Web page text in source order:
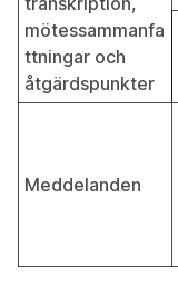
mötessammanfa
ttningar och
åtgärdspunkter
Meddelanden